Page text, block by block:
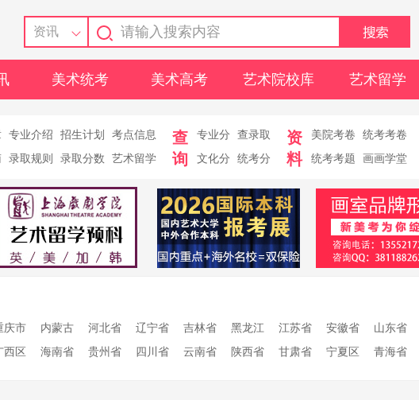
资讯
美术统考 美术高考 艺术院校库 艺术留学
专业介绍 招生计划
考点信息
录取规则 录取分数 艺术留学
查
询
专业分
查录取
文化分
统考分
资
料
美院考卷
统考考卷
统考考题
画画学堂
庆市 内蒙古 河北省 辽宁省 吉林省 黑龙江 江苏省 安徽省 山东省
西区 海南省 贵州省 四川省 云南省 陕西省 甘肃省 宁夏区 青海省